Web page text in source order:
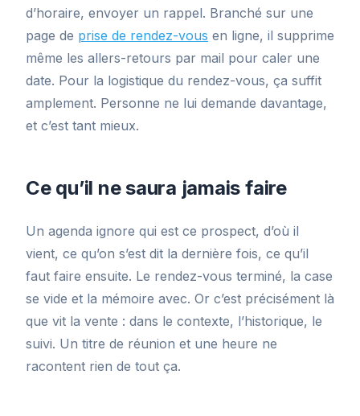
d’horaire, envoyer un rappel. Branché sur une
page de prise de rendez-vous en ligne, il supprime
même les allers-retours par mail pour caler une
date. Pour la logistique du rendez-vous, ça suffit
amplement. Personne ne lui demande davantage,
et c’est tant mieux.
Ce qu’il ne saura jamais faire
Un agenda ignore qui est ce prospect, d’où il
vient, ce qu’on s’est dit la dernière fois, ce qu’il
faut faire ensuite. Le rendez-vous terminé, la case
se vide et la mémoire avec. Or c’est précisément là
que vit la vente : dans le contexte, l’historique, le
suivi. Un titre de réunion et une heure ne
racontent rien de tout ça.